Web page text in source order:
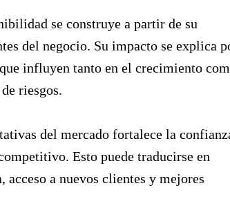
se construye a partir de su
del negocio. Su impacto se explica
influyen tanto en el crecimiento
riesgos.
del mercado fortalece la
Esto puede traducirse en
acceso a nuevos clientes y mejores